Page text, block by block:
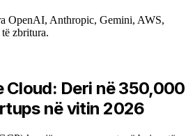
OpenAI, Anthropic, Gemini, AWS,
zbritura.
Cloud: Deri në 350,000
në vitin 2026